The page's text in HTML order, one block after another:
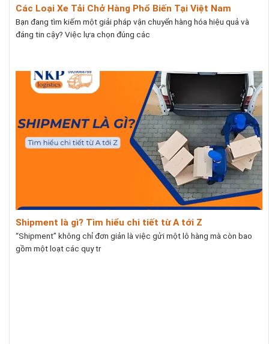
Các Loại Xe Tải Chở Hàng Phổ Biến Tại Việt Nam
Bạn đang tìm kiếm một giải pháp vận chuyển hàng hóa hiệu quả và
đáng tin cậy? Việc lựa chọn đúng các
Shipment là gì? Tìm hiểu chi tiết từ A tới Z
“Shipment” không chỉ đơn giản là việc gửi một lô hàng mà còn bao
gồm một loạt các quy tr